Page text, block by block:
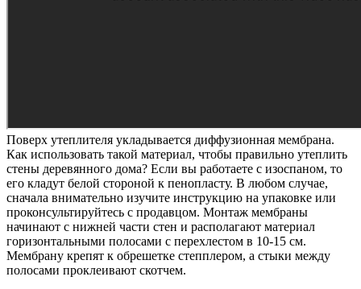
Поверх утеплителя укладывается диффузионная мембрана.
Как использовать такой материал, чтобы правильно утеплить
стены деревянного дома? Если вы работаете с изоспаном, то
его кладут белой стороной к пенопласту. В любом случае,
сначала внимательно изучите инструкцию на упаковке или
проконсультируйтесь с продавцом. Монтаж мембраны
начинают с нижней части стен и располагают материал
горизонтальными полосами с перехлестом в 10-15 см.
Мембрану крепят к обрешетке степплером, а стыки между
полосами проклеивают скотчем.